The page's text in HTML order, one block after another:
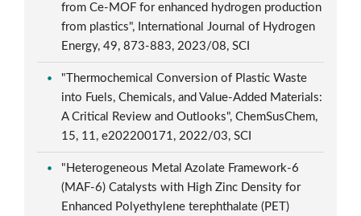
from Ce-MOF for enhanced hydrogen production
from plastics", International Journal of Hydrogen
Energy, 49, 873-883, 2023/08, SCI
"Thermochemical Conversion of Plastic Waste
into Fuels, Chemicals, and Value-Added Materials:
A Critical Review and Outlooks", ChemSusChem,
15, 11, e202200171, 2022/03, SCI
"Heterogeneous Metal Azolate Framework-6
(MAF-6) Catalysts with High Zinc Density for
Enhanced Polyethylene terephthalate (PET)